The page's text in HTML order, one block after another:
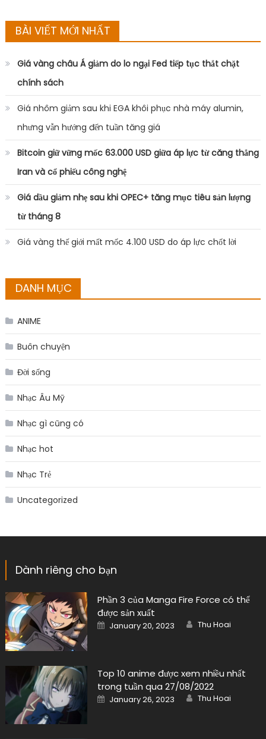
BÀI VIẾT MỚI NHẤT
Giá vàng châu Á giảm do lo ngại Fed tiếp tục thắt chặt
chính sách
Giá nhôm giảm sau khi EGA khôi phục nhà máy alumin,
nhưng vẫn hướng đến tuần tăng giá
Bitcoin giữ vững mốc 63.000 USD giữa áp lực từ căng thẳng
Iran và cổ phiếu công nghệ
Giá dầu giảm nhẹ sau khi OPEC+ tăng mục tiêu sản lượng
từ tháng 8
Giá vàng thế giới mất mốc 4.100 USD do áp lực chốt lời
DANH MỤC
ANIME
Buôn chuyện
Đời sống
Nhạc Âu Mỹ
Nhạc gì cũng có
Nhạc hot
Nhạc Trẻ
Uncategorized
Dành riêng cho bạn
Phần 3 của Manga Fire Force có thể
được sản xuất
Posted
on
January 20, 2023 Author
Thu Hoai
Top 10 anime được xem nhiều nhất
trong tuần qua 27/08/2022
Posted
on
January 26, 2023 Author
Thu Hoai